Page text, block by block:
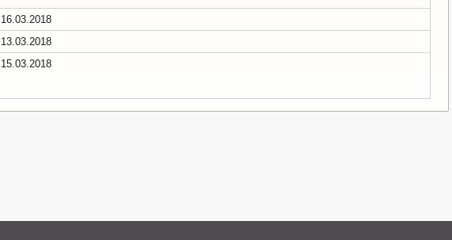
16.03.2018
13.03.2018
15.03.2018